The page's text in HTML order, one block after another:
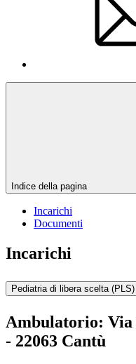
Indice della pagina
Incarichi
Documenti
Incarichi
Pediatria di libera scelta (PLS)
Ambulatorio: Via
- 22063 Cantù